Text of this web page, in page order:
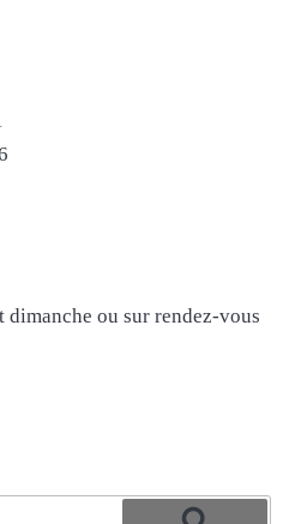
dimanche ou sur rendez-vous